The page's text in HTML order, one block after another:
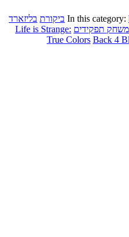
In this category: ביקורת בליזארד
משחק תפקידים Life is Strange:
True Colors Back 4